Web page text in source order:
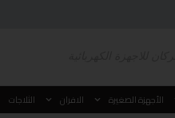
الأجهزة الصغيرة الافران الثلاجات